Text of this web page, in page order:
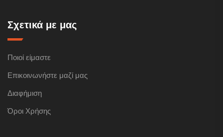
Σχετικά με μας
Ποιοί είμαστε
Επικοινωνήστε μαζί μας
Διαφήμιση
Όροι Χρήσης